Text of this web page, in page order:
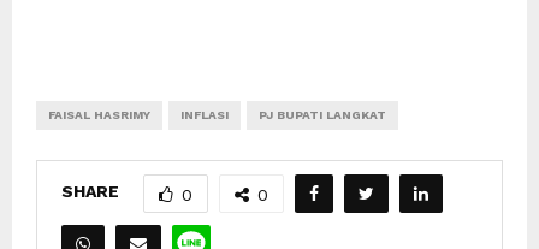
FAISAL HASRIMY INFLASI PJ BUPATI LANGKAT
SHARE 0 0